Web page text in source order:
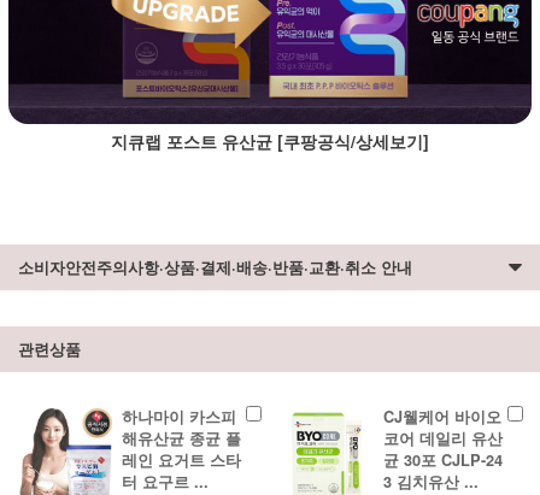
지큐랩 포스트 유산균 [쿠팡공식/상세보기]
소비자안전주의사항·상품·결제·배송·반품·교환·취소 안내
관련상품
하나마이 카스피
해유산균 종균 플
레인 요거트 스타
터 요구르 ...
CJ웰케어 바이오
코어 데일리 유산
균 30포 CJLP-24
3 김치유산 ...